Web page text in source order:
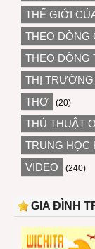
THẾ GIỚI
THEO DÒNG
THEO DÒNG
THỊ
THƠ (20)
THỦ THUẬT
TRUNG HỌC
VIDEO (240)
GIA ĐÌNH